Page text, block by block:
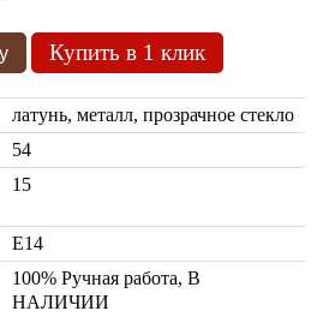
лампы
Купить в 1 клик
латунь, металл, прозрачное стекло
54
15
Е14
100% Ручная работа, В
НАЛИЧИИ